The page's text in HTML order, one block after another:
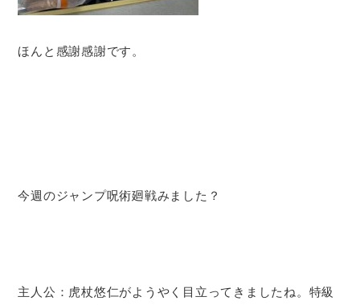
ほんと感謝感謝です。
今週のジャンプ呪術廻戦みました？
主人公：虎杖悠仁がようやく目立ってきましたね。特級